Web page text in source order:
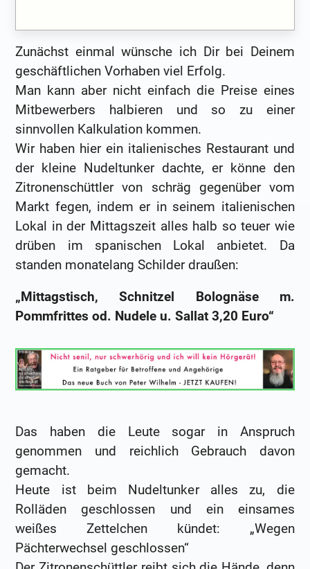
Zunächst einmal wünsche ich Dir bei Deinem
geschäftlichen Vorhaben viel Erfolg.
Man kann aber nicht einfach die Preise eines
Mitbewerbers halbieren und so zu einer
sinnvollen Kalkulation kommen.
Wir haben hier ein italienisches Restaurant und
der kleine Nudeltunker dachte, er könne den
Zitronenschüttler von schräg gegenüber vom
Markt fegen, indem er in seinem italienischen
Lokal in der Mittagszeit alles halb so teuer wie
drüben im spanischen Lokal anbietet. Da
standen monatelang Schilder draußen:
„Mittagstisch, Schnitzel Bolognäse m.
Pommfrittes od. Nudele u. Sallat 3,20 Euro“
Das haben die Leute sogar in Anspruch
genommen und reichlich Gebrauch davon
gemacht.
Heute ist beim Nudeltunker alles zu, die
Rolläden geschlossen und ein einsames
weißes Zettelchen kündet: „Wegen
Pächterwechsel geschlossen“